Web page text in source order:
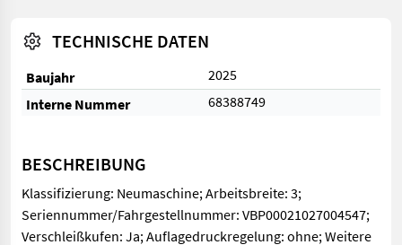
TECHNISCHE DATEN
Baujahr
2025
Interne Nummer
68388749
BESCHREIBUNG
Klassifizierung: Neumaschine; Arbeitsbreite: 3;
Seriennummer/Fahrgestellnummer: VBP00021027004547;
Verschleißkufen: Ja; Auflagedruckregelung: ohne; Weitere